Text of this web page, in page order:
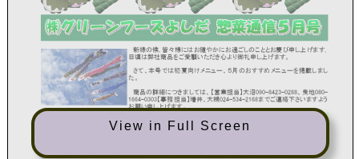
View in Full Screen